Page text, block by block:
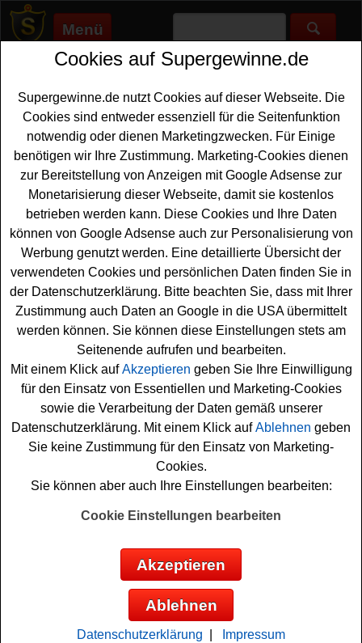
Menü
Supergewinne.de>Gewinnspiele>Technik Gewinnspiele>
Anzeige:
Anzeige:
Myself Gewinnspiel - Leuchte
gewinnen
Wer gern eine tolle Leuchte gewinnen möchte, sollte sich
dieses kostenlose Myself Gewinnspiel unbedingt
genauer anschauen. Myself verlost vier Zone Denmark
Oblong Leuchten im Gesamtwert von 536 Euro. Mit
etwas Glück können Sie eine solcheLampe gewinnen.
Falls Sie an der Verlosung teilnehmen möchten, müssen
Sie das kleine Spiel erfolgreich absolvieren und können
sich damit Ihre Gewinnchance sichern. Viel Glück!
Myself verlost 4x eine Zone Denmark
Oblong Leuchte im Gesamtwert von 536
Euro
Anzeige:
Cookies auf Supergewinne.de
Supergewinne.de nutzt Cookies auf dieser Webseite. Die
Cookies sind entweder essenziell für die Seitenfunktion
notwendig oder dienen Marketingzwecken. Für Einige
benötigen wir Ihre Zustimmung. Marketing-Cookies dienen
zur Bereitstellung von Anzeigen mit Google Adsense zur
Monetarisierung dieser Webseite, damit sie kostenlos
betrieben werden kann. Diese Cookies und Ihre Daten
können von Google Adsense auch zur Personalisierung von
Werbung genutzt werden. Eine detaillierte Übersicht der
verwendeten Cookies und persönlichen Daten finden Sie in
der Datenschutzerklärung. Bitte beachten Sie, dass mit Ihrer
Zustimmung auch Daten an Google in die USA übermittelt
werden können. Sie können diese Einstellungen stets am
Seitenende aufrufen und bearbeiten.
Mit einem Klick aufAkzeptieren geben Sie Ihre Einwilligung
für den Einsatz von Essentiellen und Marketing-Cookies
sowie die Verarbeitung der Daten gemäß unserer
Datenschutzerklärung. Mit einem Klick aufAblehnen geben
Sie keine Zustimmung für den Einsatz von Marketing-
Cookies.
Sie können aber auch Ihre Einstellungen bearbeiten:
Cookie Einstellungen bearbeiten
Akzeptieren
Ablehnen
Datenschutzerklärung Impressum